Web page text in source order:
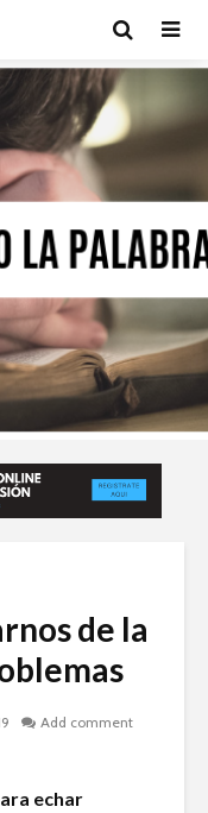
de la
Add comment
echar